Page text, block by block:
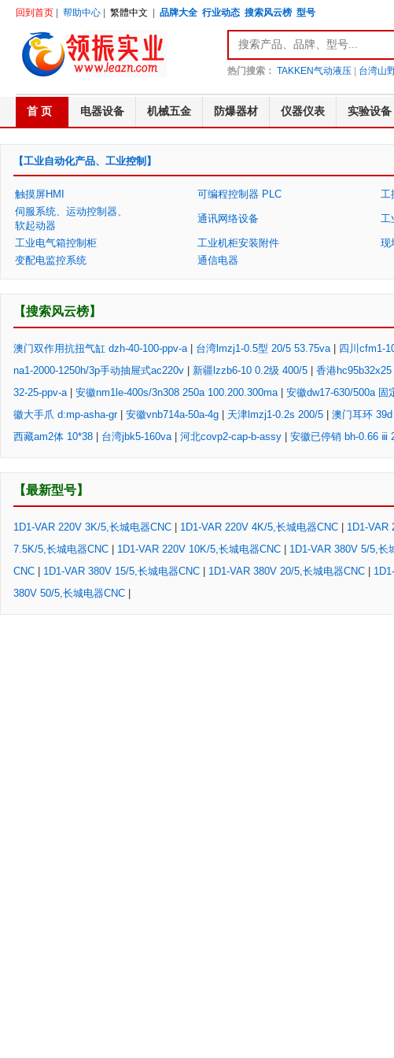
回到首页 帮助中心 繁體中文 品牌大全 行业动态 搜索风云榜 型号
热门搜索： TAKKEN气动液压| 台湾山
首 页 电器设备 机械五金 防爆器材 仪器仪表 实验设备
【工业自动化产品、工业控制】
触摸屏HMI 可编程控制器 PLC 工
伺服系统、运动控制器、
软起动器
通讯网络设备 工
工业电气箱控制柜 工业机柜安装附件 现
变配电监控系统
通信电器
【搜索风云榜】
澳门双作用抗扭气缸 dzh-40-100-ppv-a| 台湾lmzj1-0.5型 20/5 53.75va| 四川cfm1-
na1-2000-1250h/3p手动抽屉式ac220v
新疆lzzb6-10 0.2级 400/5 香港hc95b32x25
32-25-ppv-a| 安徽nm1le-400s/3n308 250a 100.200.300ma| 安徽dw17-630/500a 固
徽大手爪 d:mp-asha-gr| 安徽vnb714a-50a-4g 天津lmzj1-0.2s 200/5 澳门耳环
西藏am2体 10*38
台湾jbk5-160va| 河北covp2-cap-b-assy 安徽已停销 bh-0.66 ⅲ
【最新型号】
1D1-VAR 220V 3K/5,长城电器CNC 1D1-VAR 220V 4K/5,长城电器CNC 1D1-VAR
7.5K/5,长城电器CNC
1D1-VAR 220V 10K/5,长城电器CNC 1D1-VAR 380V 5/5,长
CNC
1D1-VAR 380V 15/5,长城电器CNC 1D1-VAR 380V 20/5,长城电器CNC
380V 50/5,长城电器CNC